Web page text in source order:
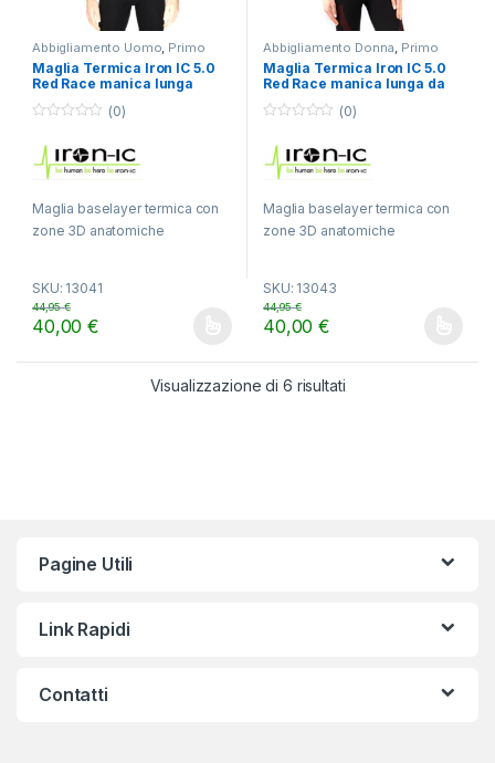
Abbigliamento Uomo, Primo
strato, TREKKING
Maglia Termica Iron IC 5.0
Red Race manica lunga
t
5
(0)
Maglia baselayer termica con
zone 3D anatomiche
SKU: 13041
40,00€
44,95€
Questo prodotto ha più varianti. Le opzioni possono essere
Abbigliamento Donna, Primo
strato, TREKKING
Maglia Termica Iron IC 5.0
Red Race manica lunga da
t
5
(0)
Maglia baselayer termica con
zone 3D anatomiche
SKU: 13043
40,00€
44,95€
Questo prodotto ha più
Visualizzazione di 6 risultati
Pagine Utili
Link Rapidi
Contatti